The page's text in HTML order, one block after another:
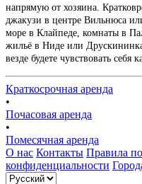
напрямую от хозяина.
джакузи в центре Вильнюса
море в Клайпеде, комнаты в
жильё в Ниде или
везде будете чувствовать себя
Краткосрочная аренда
•
Почасовая аренда
•
Помесячная аренда
О нас Контакты Правила
конфиденциальности